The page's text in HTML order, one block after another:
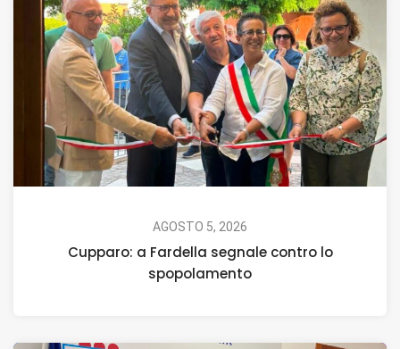
AGOSTO 5, 2026
Cupparo: a Fardella segnale contro lo
spopolamento